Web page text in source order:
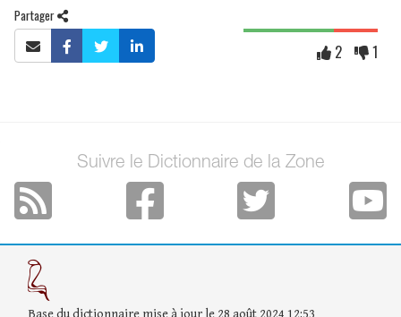
Partager
2 1
Suivre le Dictionnaire de la Zone
Base du dictionnaire mise à jour le 28 août 2024 12:53